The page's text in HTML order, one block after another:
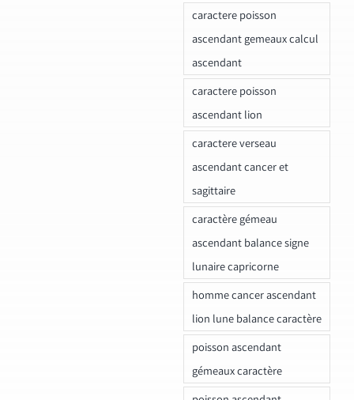
caractere poisson
ascendant gemeaux calcul
ascendant
caractere poisson
ascendant lion
caractere verseau
ascendant cancer et
sagittaire
caractère gémeau
ascendant balance signe
lunaire capricorne
homme cancer ascendant
lion lune balance caractère
poisson ascendant
gémeaux caractère